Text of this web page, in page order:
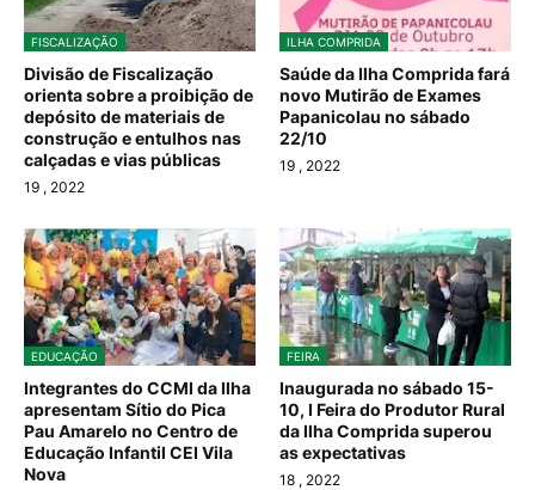
FISCALIZAÇÃO
Divisão de Fiscalização
orienta sobre a proibição de
depósito de materiais de
construção e entulhos nas
calçadas e vias públicas
19 , 2022
ILHA COMPRIDA
Saúde da Ilha Comprida fará
novo Mutirão de Exames
Papanicolau no sábado
22/10
19 , 2022
EDUCAÇÃO
Integrantes do CCMI da Ilha
apresentam Sítio do Pica
Pau Amarelo no Centro de
Educação Infantil CEI Vila
Nova
FEIRA
Inaugurada no sábado 15-
10, I Feira do Produtor Rural
da Ilha Comprida superou
as expectativas
18 , 2022